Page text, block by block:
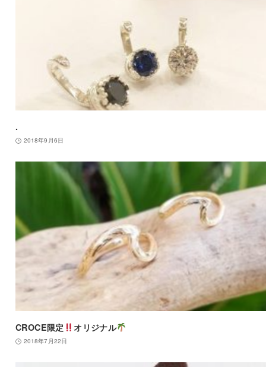
.
2018年9月6日
CROCE限定 オリジナル
2018年7月22日